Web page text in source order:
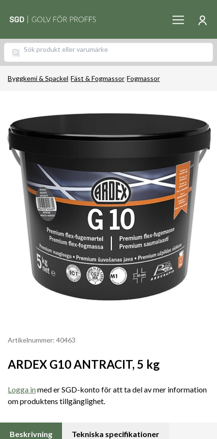
Byggkemi & Spackel/Fäst & Fogmassor/Fogmassor
Artikelnummer: 40463
ARDEX G10 ANTRACIT, 5 kg
Logga inmed er SGD-konto för att ta del av mer information
om produktens tillgänglighet.
Beskrivning Tekniska specifikationer